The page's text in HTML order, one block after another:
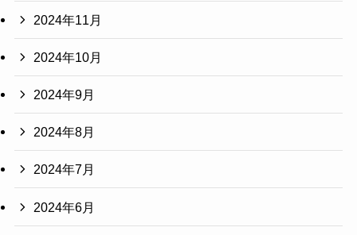
2024年11月
2024年10月
2024年9月
2024年8月
2024年7月
2024年6月